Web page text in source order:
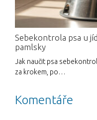
Sebekontrola psa u
pamlsky
Jak naučit psa
za krokem, po…
Komentáře